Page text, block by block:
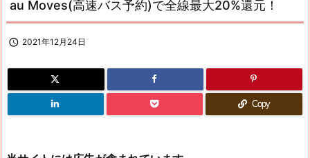
au Moves(高速バス予約)で全線最大20%還元！
 2021年12月24日
Copy